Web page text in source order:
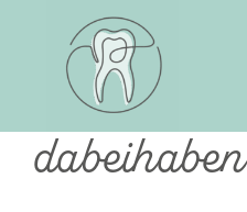
Muss ich